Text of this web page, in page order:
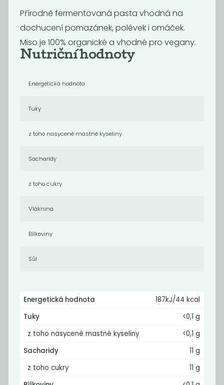
rajčatová...
Novinka
Fermentovaná
199
Novinka
Přírodně fermentovaná pasta vhodná na
dochucení pomazánek, polévek i omáček.
Miso je 100% organické a vhodné pro vegany.
Nutriční hodnoty
Energetická hodnota
Tuky
z toho nasycené mastné kyseliny
Sacharidy
z toho cukry
Vláknina
Bílkoviny
Sůl
Energetická hodnota
187kJ/44 kcal
Tuky
<0,1 g
z toho nasycené mastné kyseliny
<0,1 g
Sacharidy
11 g
z toho cukry
11 g